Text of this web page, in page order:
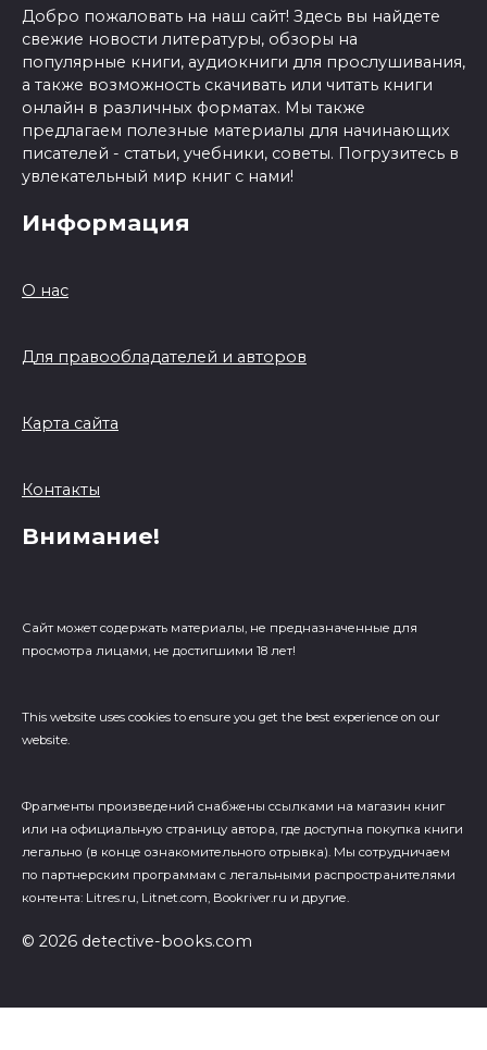
Добро пожаловать на наш сайт! Здесь вы найдете
свежие новости литературы, обзоры на
популярные книги, аудиокниги для прослушивания,
а также возможность скачивать или читать книги
онлайн в различных форматах. Мы также
предлагаем полезные материалы для начинающих
писателей - статьи, учебники, советы. Погрузитесь в
увлекательный мир книг с нами!
Информация
О нас
Для правообладателей и авторов
Карта сайта
Контакты
Внимание!
Сайт может содержать материалы, не предназначенные для
просмотра лицами, не достигшими 18 лет!
This website uses cookies to ensure you get the best experience on our
website.
Фрагменты произведений cнабжены ссылками на магазин книг
или на официальную страницу автора, где доступна покупка книги
легально (в конце ознакомительного отрывка). Мы сотрудничаем
по партнерским программам с легальными распространителями
контента: Litres.ru, Litnet.com, Bookriver.ru и другие.
© 2026 detective-books.com